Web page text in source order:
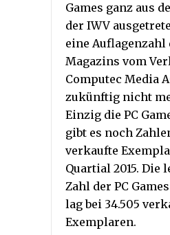
Games ganz aus
der IWV
eine Auflagenzahl
Magazins vom
Computec Media
zukünftig nicht
Einzig die PC
gibt es noch
verkaufte
Quartial 2015. Die
Zahl der PC
lag bei 34.505
Exemplaren.